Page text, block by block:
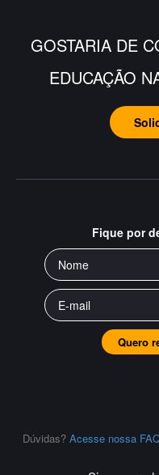
GOSTARIA DE
EDUCAÇÃO
Fique por
Quero
Dúvidas? Acesse nossa